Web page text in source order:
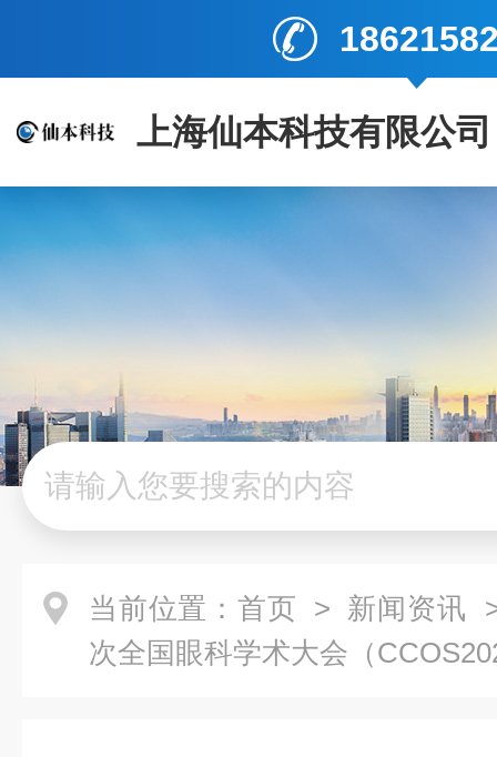
上海仙本科技有限公司
当前位置： 首页 > 新闻资讯
次全国眼科学术大会（